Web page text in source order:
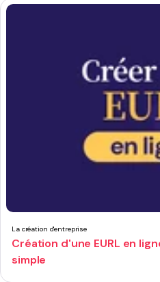
La création d'entreprise
Création d'une EURL en
simple